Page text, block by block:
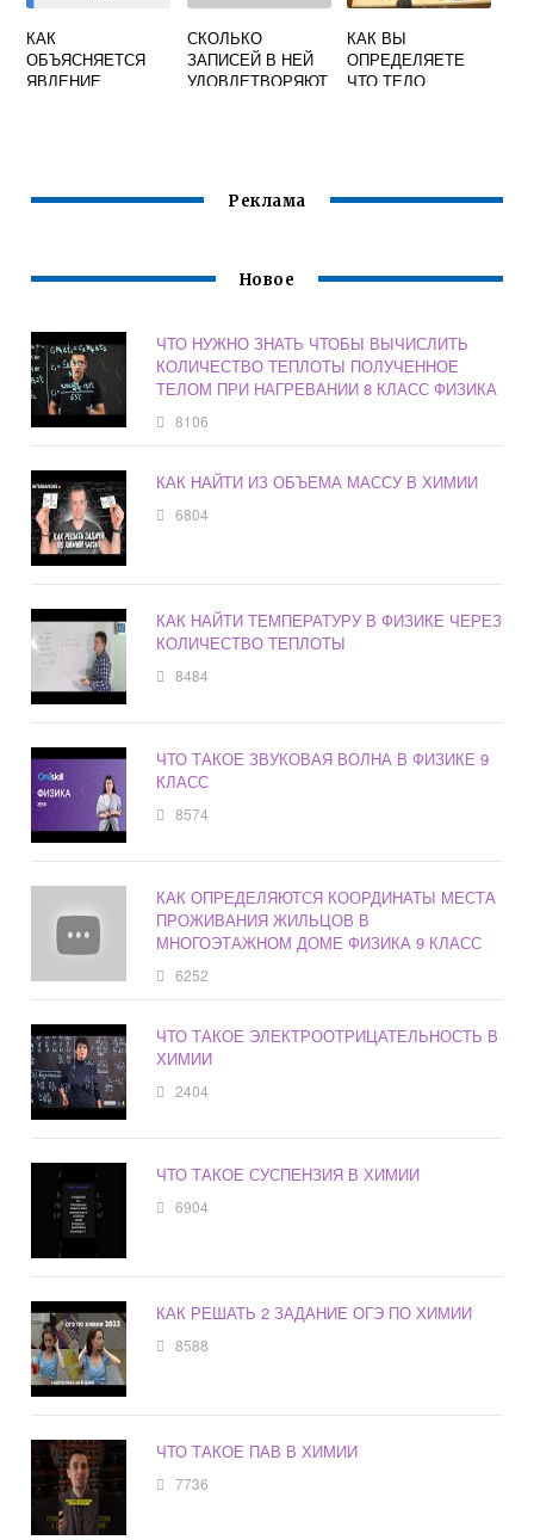
КАК
ОБЪЯСНЯЕТСЯ
ЯВЛЕНИЕ
СКОЛЬКО
ЗАПИСЕЙ В НЕЙ
УДОВЛЕТВОРЯЮТ
КАК ВЫ
ОПРЕДЕЛЯЕТЕ
ЧТО ТЕЛО
Реклама
Новое
ЧТО НУЖНО ЗНАТЬ ЧТОБЫ ВЫЧИСЛИТЬ
КОЛИЧЕСТВО ТЕПЛОТЫ ПОЛУЧЕННОЕ
ТЕЛОМ ПРИ НАГРЕВАНИИ 8 КЛАСС ФИЗИКА
8106
КАК НАЙТИ ИЗ ОБЪЕМА МАССУ В ХИМИИ
6804
КАК НАЙТИ ТЕМПЕРАТУРУ В ФИЗИКЕ ЧЕРЕЗ
КОЛИЧЕСТВО ТЕПЛОТЫ
8484
ЧТО ТАКОЕ ЗВУКОВАЯ ВОЛНА В ФИЗИКЕ 9
КЛАСС
8574
КАК ОПРЕДЕЛЯЮТСЯ КООРДИНАТЫ МЕСТА
ПРОЖИВАНИЯ ЖИЛЬЦОВ В
МНОГОЭТАЖНОМ ДОМЕ ФИЗИКА 9 КЛАСС
6252
ЧТО ТАКОЕ ЭЛЕКТРООТРИЦАТЕЛЬНОСТЬ В
ХИМИИ
2404
ЧТО ТАКОЕ СУСПЕНЗИЯ В ХИМИИ
6904
КАК РЕШАТЬ 2 ЗАДАНИЕ ОГЭ ПО ХИМИИ
8588
ЧТО ТАКОЕ ПАВ В ХИМИИ
7736